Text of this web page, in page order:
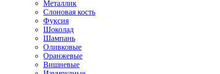
Металлик
Слоновая кость
Фуксия
Шоколад
Шампань
Оливковые
Оранжевые
Вишневые